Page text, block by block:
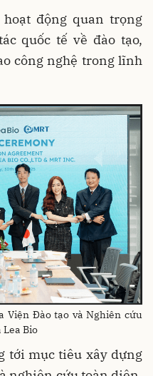
động quan trọng
quốc tế về đào tạo,
công nghệ trong lĩnh
Viện Đào tạo và Nghiên cứu
Lea Bio
tới mục tiêu xây dựng